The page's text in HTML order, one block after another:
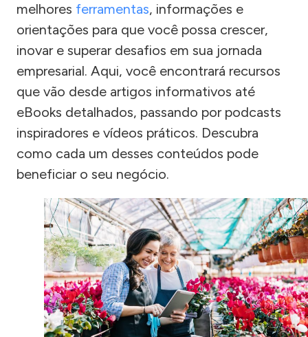
melhores ferramentas, informações e
orientações para que você possa crescer,
inovar e superar desafios em sua jornada
empresarial. Aqui, você encontrará recursos
que vão desde artigos informativos até
eBooks detalhados, passando por podcasts
inspiradores e vídeos práticos. Descubra
como cada um desses conteúdos pode
beneficiar o seu negócio.